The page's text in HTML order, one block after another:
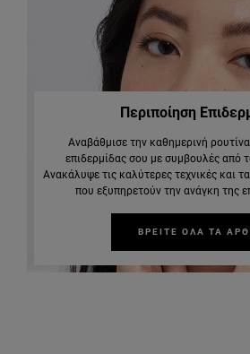
Περιποίηση
Αναβάθμισε την καθημερινή
επιδερμίδας σου με συμβουλές από
Ανακάλυψε τις καλύτερες τεχνικές και
που εξυπηρετούν την ανάγκη της
ΒΡΕΙΤΕ ΟΛΑ ΤΑ